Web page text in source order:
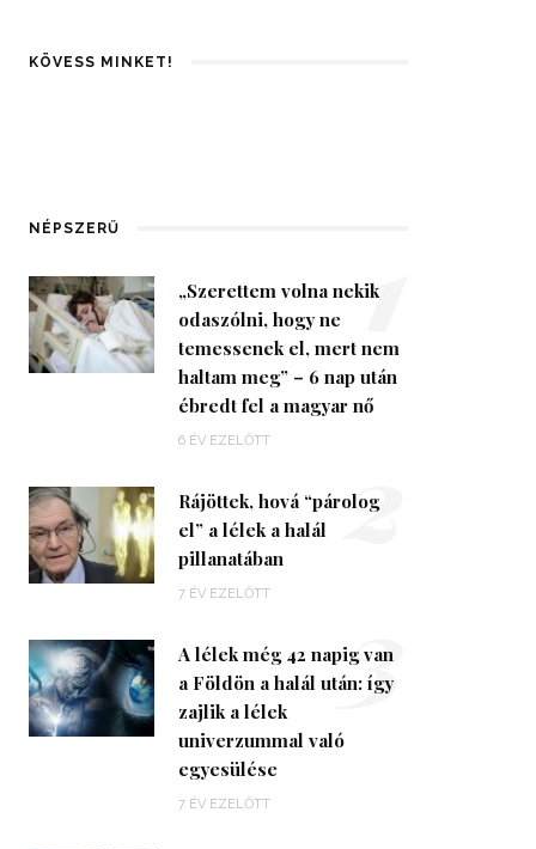
KÖVESS MINKET!
NÉPSZERŰ
„Szerettem volna nekik
odaszólni, hogy ne
temessenek el, mert nem
haltam meg” – 6 nap után
ébredt fel a magyar nő
6 ÉV EZELŐTT
1
Rájöttek, hová “párolog
el” a lélek a halál
pillanatában
7 ÉV EZELŐTT
2
A lélek még 42 napig van
a Földön a halál után: így
zajlik a lélek
univerzummal való
egyesülése
7 ÉV EZELŐTT
3